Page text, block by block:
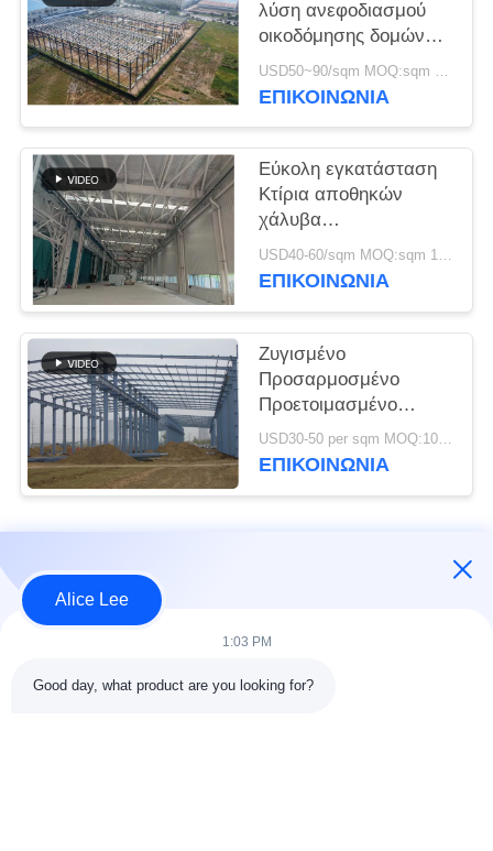
ΠΟΛΙΤΙΚΉ
ΑΠΟΡΡΉΤΟΥ
λύση ανεφοδιασμού
οικοδόμησης δομών
χάλυβα για τη
βιομηχανία
USD50~90/sqm MOQ:sqm 1000
ΕΠΙΚΟΙΝΩΝΙΑ
Εύκολη εγκατάσταση
Κτίρια αποθηκών
χάλυβα
Περιβαλλοντικά
φιλικές λύσεις
USD40-60/sqm MOQ:sqm 1000
ΕΠΙΚΟΙΝΩΝΙΑ
Ζυγισμένο
Προσαρμοσμένο
Προετοιμασμένο
Χάλυβα Κτίριο Πλαίσιο
Κτίριο Προμήθειες
USD30-50 per sqm MOQ:1000 τ.μ.
ΕΠΙΚΟΙΝΩΝΙΑ
Όλα
κατασκευή δομών
Alice Lee
1:03 PM
Good day, what product are you looking for?